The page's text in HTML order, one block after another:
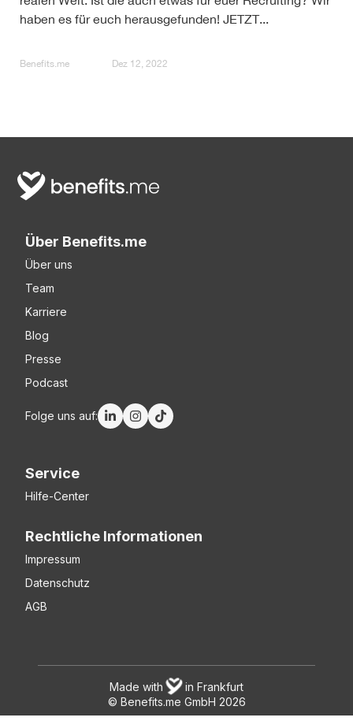
haben es für euch herausgefunden! JETZT...
Benefits.me Dez 12, 2022
Über Benefits.me
Über uns
Team
Karriere
Blog
Presse
Podcast
Folge uns auf:
Service
Hilfe-Center
Rechtliche Informationen
Impressum
Datenschutz
AGB
Made with
in Frankfurt
© Benefits.me GmbH 2026